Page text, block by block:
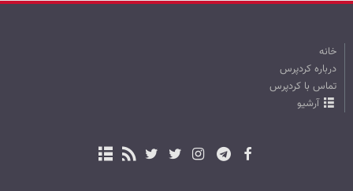
خانه
درباره کردپرس
تماس با کردپرس
آرشیو